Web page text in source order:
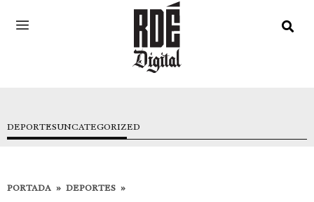
DEPORTESUNCATEGORIZED
PORTADA » DEPORTES »